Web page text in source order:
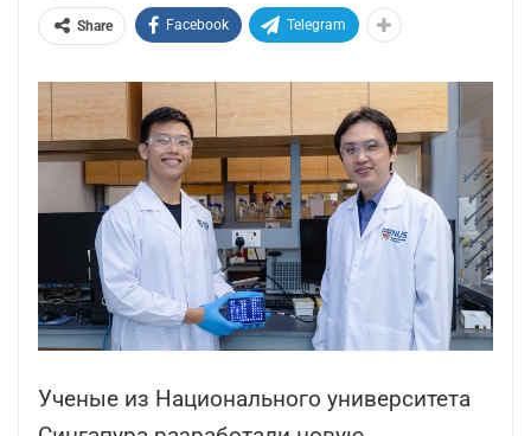
Share Facebook Telegram
Ученые из Национального университета